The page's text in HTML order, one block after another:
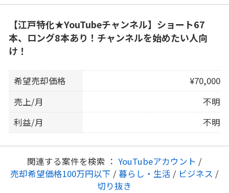
【江戸特化★YouTubeチャンネル】ショート67
本、ロング8本あり！チャンネルを始めたい人向
け！
希望売却価格
¥70,000
売上/月
不明
利益/月
不明
関連する案件を検索 ： YouTubeアカウント /
売却希望価格100万円以下 / 暮らし・生活 / ビジネス /
切り抜き